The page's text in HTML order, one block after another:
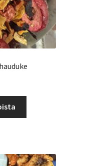
€
Voit